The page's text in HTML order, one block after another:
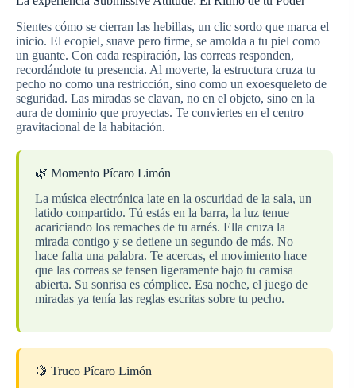
Sientes cómo se cierran las hebillas, un clic sordo que marca el
inicio. El ecopiel, suave pero firme, se amolda a tu piel como
un guante. Con cada respiración, las correas responden,
recordándote tu presencia. Al moverte, la estructura cruza tu
pecho no como una restricción, sino como un exoesqueleto de
seguridad. Las miradas se clavan, no en el objeto, sino en la
aura de dominio que proyectas. Te conviertes en el centro
gravitacional de la habitación.
🌿 Momento Pícaro Limón
La música electrónica late en la oscuridad de la sala, un
latido compartido. Tú estás en la barra, la luz tenue
acariciando los remaches de tu arnés. Ella cruza la
mirada contigo y se detiene un segundo de más. No
hace falta una palabra. Te acercas, el movimiento hace
que las correas se tensen ligeramente bajo tu camisa
abierta. Su sonrisa es cómplice. Esa noche, el juego de
miradas ya tenía las reglas escritas sobre tu pecho.
🍋 Truco Pícaro Limón